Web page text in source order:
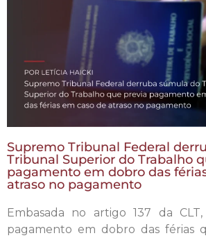
Supremo Tribunal Federal
Tribunal Superior do Trabalho
pagamento em dobro das
atraso no pagamento
Embasada no artigo 137 da
pagamento em dobro das férias